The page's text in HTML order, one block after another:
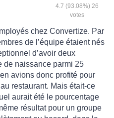
4.7 (93.08%) 26
votes
chez Convertize. Par
de l’équipe étaient nés
d’avoir deux
naissance parmi 25
avions donc profité pour
restaurant. Mais était-ce
aurait été le pourcentage
résultat pour un groupe